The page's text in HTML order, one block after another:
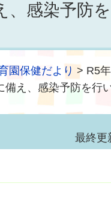
、感染予防
園保健だより > R5
え、感染予防を行
最終更